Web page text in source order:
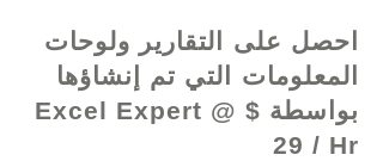
احصل على التقارير ولوحات
المعلومات التي تم إنشاؤها
بواسطة Excel Expert @ $
29 / Hr